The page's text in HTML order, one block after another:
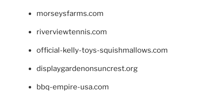
morseysfarms.com
riverviewtennis.com
official-kelly-toys-squishmallows.com
displaygardenonsuncrest.org
bbq-empire-usa.com